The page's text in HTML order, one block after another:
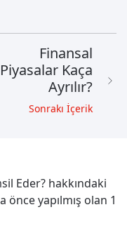
Finansal
Piyasalar Kaça
Ayrılır?
Sonrakı İçerik
Eder? hakkındaki
yapılmış olan 1